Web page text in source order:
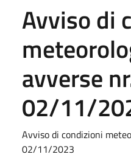
Avviso di
avverse
02/11/
Avviso di condizioni
02/11/2023